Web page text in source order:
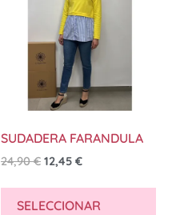
SUDADERA FARANDULA
24,90€ 12,45 €
SELECCIONAR